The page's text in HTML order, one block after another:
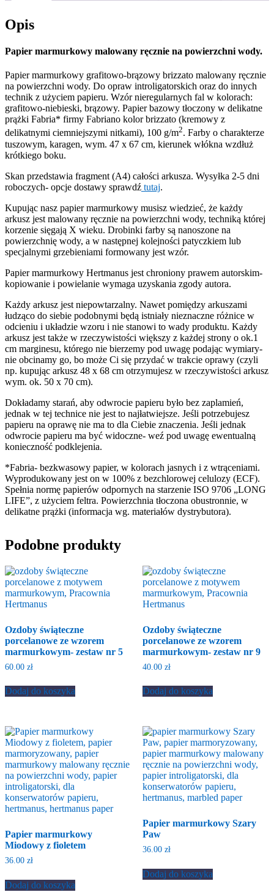
Opis
Papier marmurkowy malowany ręcznie na powierzchni wody.
Papier marmurkowy grafitowo-brązowy brizzato malowany ręcznie
na powierzchni wody. Do opraw introligatorskich oraz do innych
technik z użyciem papieru. Wzór nieregularnych fal w kolorach:
grafitowo-niebieski, brązowy. Papier bazowy tłoczony w delikatne
prążki Fabria* firmy Fabriano kolor brizzato (kremowy z
delikatnymi ciemniejszymi nitkami), 100 g/m2. Farby o charakterze
tuszowym, karagen, wym. 47 x 67 cm, kierunek włókna wzdłuż
krótkiego boku.
Skan przedstawia fragment (A4) całości arkusza. Wysyłka 2-5 dni
roboczych- opcje dostawy sprawdź tutaj.
Kupując nasz papier marmurkowy musisz wiedzieć, że każdy
arkusz jest malowany ręcznie na powierzchni wody, techniką której
korzenie sięgają X wieku. Drobinki farby są nanoszone na
powierzchnię wody, a w następnej kolejności patyczkiem lub
specjalnymi grzebieniami formowany jest wzór.
Papier marmurkowy Hertmanus jest chroniony prawem autorskim-
kopiowanie i powielanie wymaga uzyskania zgody autora.
Każdy arkusz jest niepowtarzalny. Nawet pomiędzy arkuszami
łudząco do siebie podobnymi będą istniały nieznaczne różnice w
odcieniu i układzie wzoru i nie stanowi to wady produktu. Każdy
arkusz jest także w rzeczywistości większy z każdej strony o ok.1
cm marginesu, którego nie bierzemy pod uwagę podając wymiary-
nie obcinamy go, bo może Ci się przydać w trakcie oprawy (czyli
np. kupując arkusz 48 x 68 cm otrzymujesz w rzeczywistości arkusz
wym. ok. 50 x 70 cm).
Dokładamy starań, aby odwrocie papieru było bez zaplamień,
jednak w tej technice nie jest to najłatwiejsze. Jeśli potrzebujesz
papieru na oprawę nie ma to dla Ciebie znaczenia. Jeśli jednak
odwrocie papieru ma być widoczne- weź pod uwagę ewentualną
konieczność podklejenia.
*Fabria- bezkwasowy papier, w kolorach jasnych i z wtrąceniami.
Wyprodukowany jest on w 100% z bezchlorowej celulozy (ECF).
Spełnia normę papierów odpornych na starzenie ISO 9706 „LONG
LIFE”, z użyciem feltra. Powierzchnia tłoczona obustronnie, w
delikatne prążki (informacja wg. materiałów dystrybutora).
Podobne produkty
Ozdoby świąteczne
porcelanowe ze wzorem
marmurkowym- zestaw nr 5
60.00 zł
Dodaj do koszyka
Ozdoby świąteczne
porcelanowe ze wzorem
marmurkowym- zestaw nr 9
40.00 zł
Dodaj do koszyka
Papier marmurkowy
Miodowy z fioletem
36.00 zł
Dodaj do koszyka
Papier marmurkowy Szary
Paw
36.00 zł
Dodaj do koszyka